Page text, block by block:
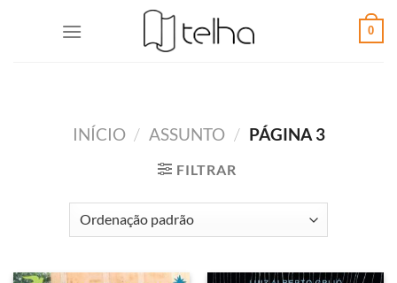
0
INÍCIO / ASSUNTO / PÁGINA 3
FILTRAR